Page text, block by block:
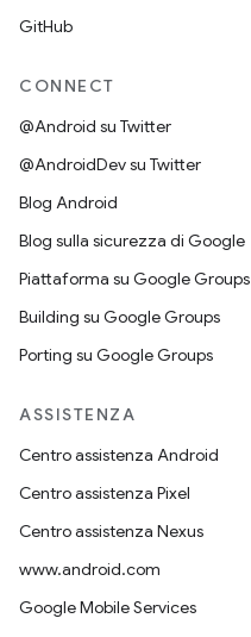
GitHub
CONNECT
@Android su Twitter
@AndroidDev su Twitter
Blog Android
Blog sulla sicurezza di Google
Piattaforma su Google Groups
Building su Google Groups
Porting su Google Groups
ASSISTENZA
Centro assistenza Android
Centro assistenza Pixel
Centro assistenza Nexus
www.android.com
Google Mobile Services